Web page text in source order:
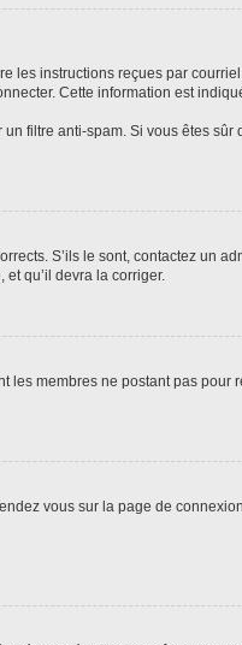
les instructions reçues par
Cette information est
filtre anti-spam. Si vous êtes sûr
S’ils le sont, contactez un
qu’il devra la corriger.
les membres ne postant pas
vous sur la page de